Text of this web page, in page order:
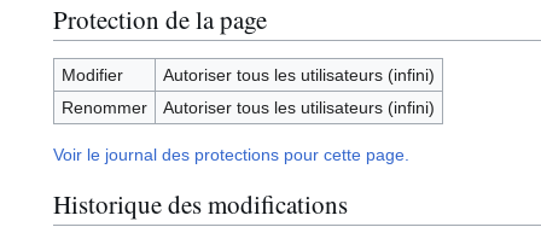
Protection de la page
Modifier
Autoriser tous les utilisateurs (infini)
Renommer
Autoriser tous les utilisateurs (infini)
Voir le journal des protections pour cette page.
Historique des modifications